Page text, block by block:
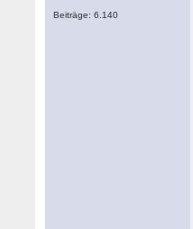
Beiträge: 6.140